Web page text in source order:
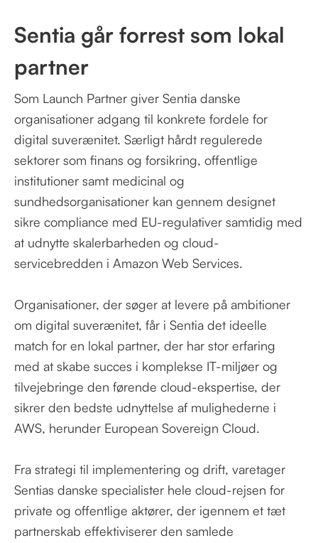
Sentia går forrest som lokal
partner
Som Launch Partner giver Sentia danske
organisationer adgang til konkrete fordele for
digital suverænitet. Særligt hårdt regulerede
sektorer som finans og forsikring, offentlige
institutioner samt medicinal og
sundhedsorganisationer kan gennem designet
sikre compliance med EU-regulativer samtidig med
at udnytte skalerbarheden og cloud-
servicebredden i Amazon Web Services.
Organisationer, der søger at levere på ambitioner
om digital suverænitet, får i Sentia det ideelle
match for en lokal partner, der har stor erfaring
med at skabe succes i komplekse IT-miljøer og
tilvejebringe den førende cloud-ekspertise, der
sikrer den bedste udnyttelse af mulighederne i
AWS, herunder European Sovereign Cloud.
Fra strategi til implementering og drift, varetager
Sentias danske specialister hele cloud-rejsen for
private og offentlige aktører, der igennem et tæt
partnerskab effektiviserer den samlede